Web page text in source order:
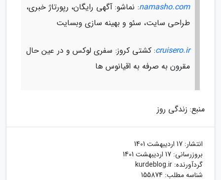
namasho.com: نماشو: آگهی رایگان، رپورتاژ خبری،
طراحی سایت، سئو و بهینه سازی وبسایت
cruisero.ir: کشتی کروز: سفری لوکس و در عین حال
مقرون به صرفه به اقیانوس ها
منبع: زندگی روز
انتشار: 17 اردیبهشت 1401
بروزرسانی: 17 اردیبهشت 1401
گردآورنده: kurdeblog.ir
شناسه مطلب: 155874